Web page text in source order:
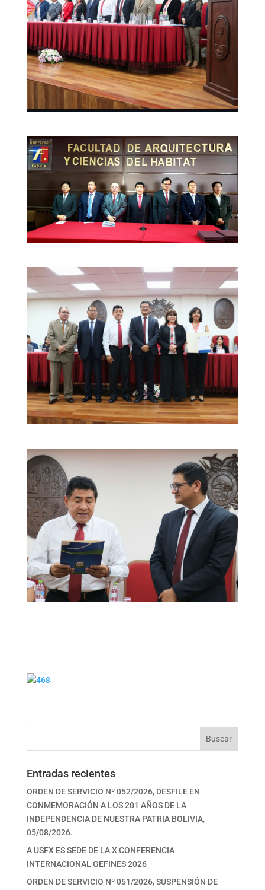
Buscar
Entradas recientes
ORDEN DE SERVICIO Nº 052/2026, DESFILE EN
CONMEMORACIÓN A LOS 201 AÑOS DE LA
INDEPENDENCIA DE NUESTRA PATRIA BOLIVIA,
05/08/2026.
A USFX ES SEDE DE LA X CONFERENCIA
INTERNACIONAL GEFINES 2026
ORDEN DE SERVICIO Nº 051/2026, SUSPENSIÓN DE